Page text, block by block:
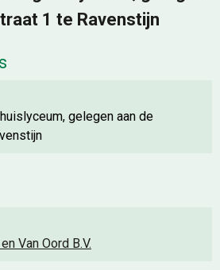
1 te Ravenstijn
gelegen aan de
Van Oord B.V.